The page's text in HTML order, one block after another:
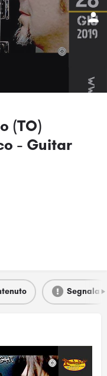
(TO)
- Guitar
Segnala